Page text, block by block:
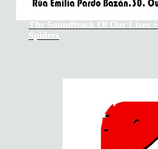
The Soundtrack Of Our Lives +
Spiders